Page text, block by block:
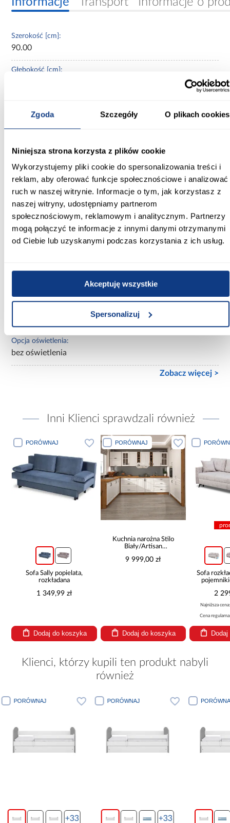
Zgoda Szczegóły O plikach cookies
Niniejsza strona korzysta z plików cookie
Wykorzystujemy pliki cookie do spersonalizowania treści i
reklam, aby oferować funkcje społecznościowe i analizować
ruch w naszej witrynie. Informacje o tym, jak korzystasz z
naszej witryny, udostępniamy partnerom
społecznościowym, reklamowym i analitycznym. Partnerzy
mogą połączyć te informacje z innymi danymi otrzymanymi
od Ciebie lub uzyskanymi podczas korzystania z ich usług.
Akceptuję wszystkie
Spersonalizuj
Szerokość [cm]:
90.00
Głębokość [cm]:
65.00
80x140
Materac w komplecie:
Z materacem
Stelaż w komplecie:
tak
Tapicerowane:
Materiał wykonania:
płyta wiórowa laminowana
Opcja oświetlenia:
bez oświetlenia
Zobacz więcej >
Inni Klienci sprawdzali również
PORÓWNAJ
Sofa Sally popielata,
rozkładana
1 349,99 zł
Dodaj do koszyka
PORÓWNAJ
Kuchnia narożna Stilo
Biały/Artisan
9 999,00 zł
Dodaj do koszyka
Sofa
2
Najniższa
Cena
Klienci, którzy kupili ten produkt nabyli
również
+33
PORÓWNAJ
+33
PORÓWNAJ
+33